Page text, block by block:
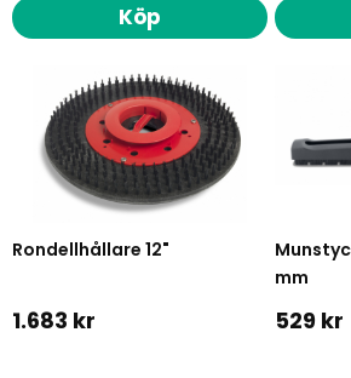
Köp
Rondellhållare 12"
1.683 kr
mm
529 kr